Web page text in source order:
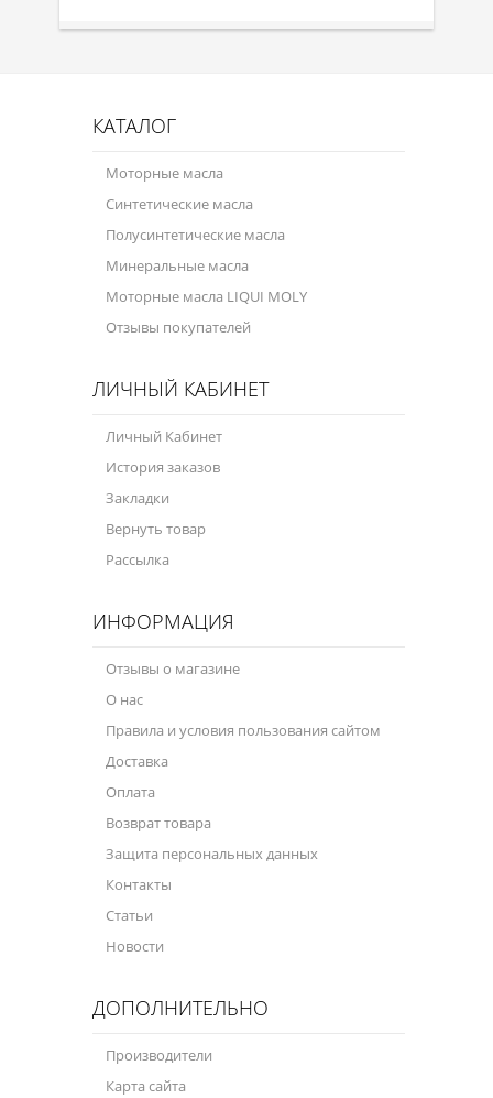
КАТАЛОГ
Моторные масла
Синтетические масла
Полусинтетические масла
Минеральные масла
Моторные масла LIQUI MOLY
Отзывы покупателей
ЛИЧНЫЙ КАБИНЕТ
Личный Кабинет
История заказов
Закладки
Вернуть товар
Рассылка
ИНФОРМАЦИЯ
Отзывы о магазине
О нас
Правила и условия пользования сайтом
Доставка
Оплата
Возврат товара
Защита персональных данных
Контакты
Статьи
Новости
ДОПОЛНИТЕЛЬНО
Производители
Карта сайта